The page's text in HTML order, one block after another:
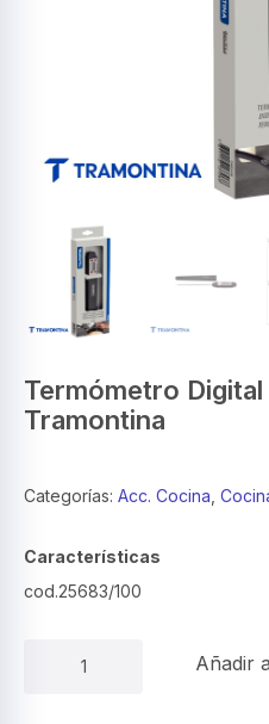
Termómetro
Tramontina
Categorías: Acc. Cocina
Características
cod.25683/100
Añadir